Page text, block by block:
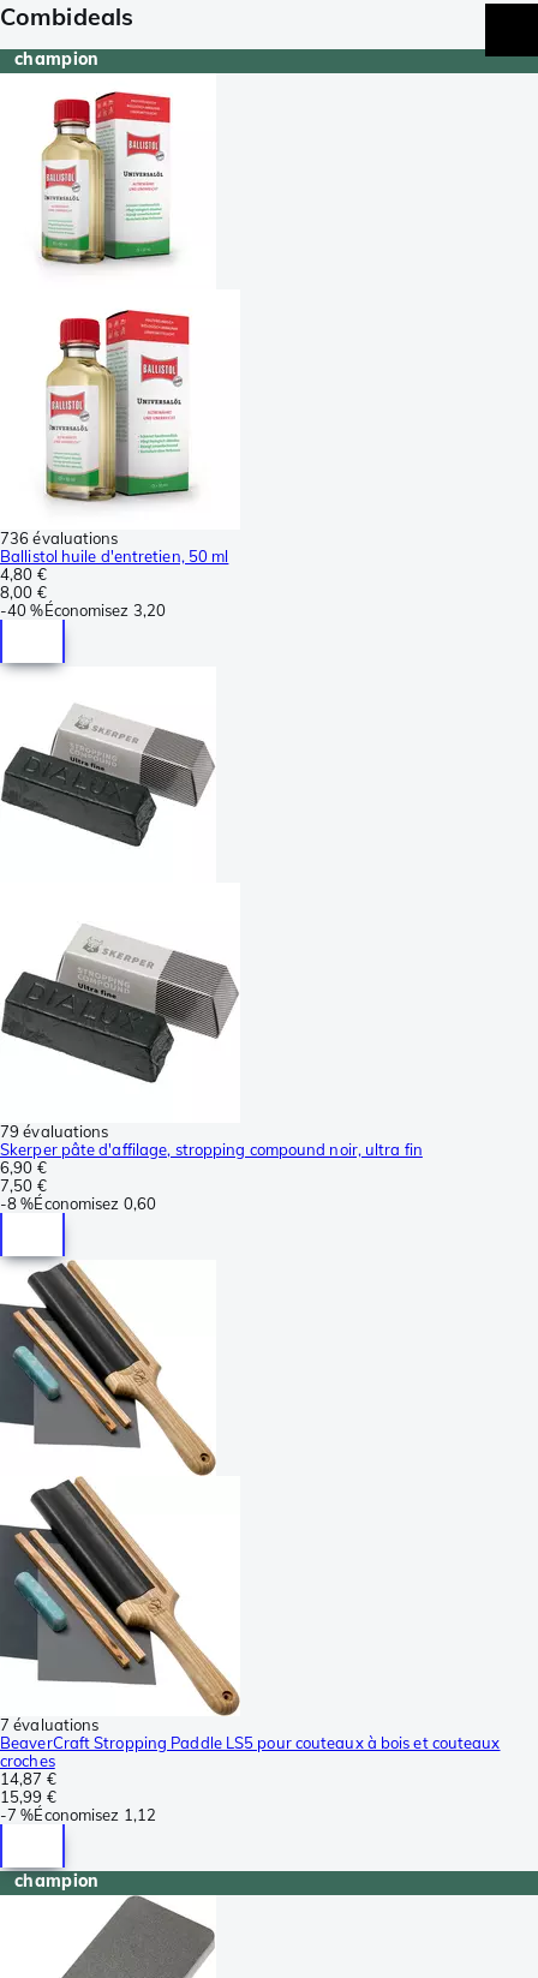
Combideals
champion
736 évaluations
Ballistol huile d'entretien, 50 ml
4,80 €
8,00 €
-40 %Économisez 3,20
79 évaluations
Skerper pâte d'affilage, stropping compound noir, ultra fin
6,90 €
7,50 €
-8 %Économisez 0,60
7 évaluations
BeaverCraft Stropping Paddle LS5 pour couteaux à bois et couteaux
croches
14,87 €
15,99 €
-7 %Économisez 1,12
champion